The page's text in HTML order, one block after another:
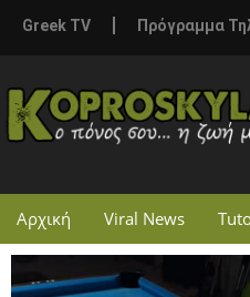
Greek TV Πρόγραμμα
Αρχική Viral News